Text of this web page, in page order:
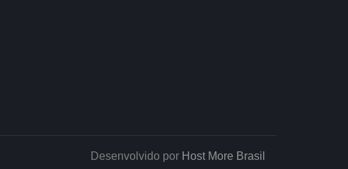
Desenvolvido por Host More Brasil